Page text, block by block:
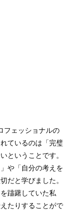
フェッショナルの
ているのは「完璧
ということです。
や「自分の考えを
だと学びました。
躊躇していた私
たりすることがで